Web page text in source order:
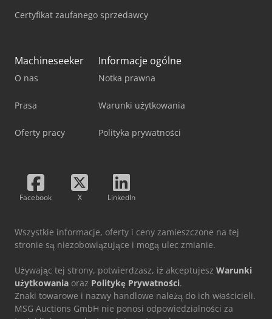
Certyfikat zaufanego sprzedawcy
Machineseeker
O nas
Prasa
Oferty pracy
Informacje ogólne
Notka prawna
Warunki użytkowania
Polityka prywatności
Facebook X LinkedIn
Wszystkie informacje, oferty i ceny zamieszczone na tej
stronie są niezobowiązujące i mogą ulec zmianie.
Używając tej strony, potwierdzasz, iż akceptujesz Warunki
użytkowania oraz Politykę Prywatności.
Znaki towarowe i nazwy handlowe należą do ich właścicieli.
MSG Auctions GmbH nie ponosi odpowiedzialności za